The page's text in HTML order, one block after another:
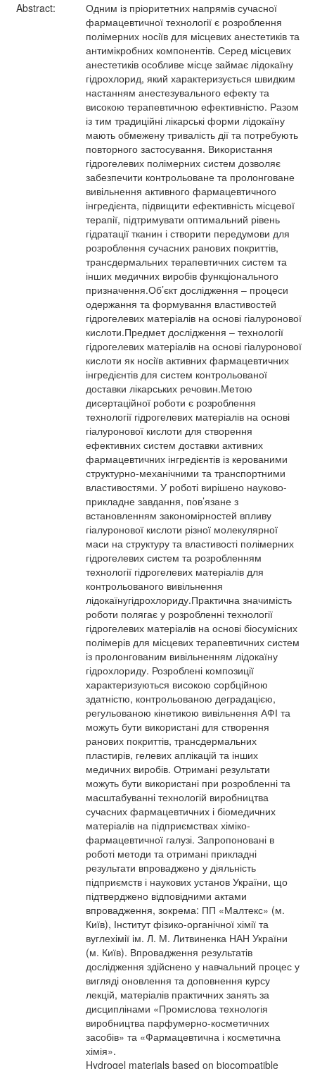
Abstract:
Одним із пріоритетних напрямів сучасної
фармацевтичної технології є розроблення
полімерних носіїв для місцевих анестетиків та
антимікробних компонентів. Серед місцевих
анестетиків особливе місце займає лідокаїну
гідрохлорид, який характеризується швидким
настанням анестезувального ефекту та
високою терапевтичною ефективністю. Разом
із тим традиційні лікарські форми лідокаїну
мають обмежену тривалість дії та потребують
повторного застосування. Використання
гідрогелевих полімерних систем дозволяє
забезпечити контрольоване та пролонговане
вивільнення активного фармацевтичного
інгредієнта, підвищити ефективність місцевої
терапії, підтримувати оптимальний рівень
гідратації тканин і створити передумови для
розроблення сучасних ранових покриттів,
трансдермальних терапевтичних систем та
інших медичних виробів функціонального
призначення.Об’єкт дослідження – процеси
одержання та формування властивостей
гідрогелевих матеріалів на основі гіалуронової
кислоти.Предмет дослідження – технології
гідрогелевих матеріалів на основі гіалуронової
кислоти як носіїв активних фармацевтичних
інгредієнтів для систем контрольованої
доставки лікарських речовин.Метою
дисертаційної роботи є розроблення
технології гідрогелевих матеріалів на основі
гіалуронової кислоти для створення
ефективних систем доставки активних
фармацевтичних інгредієнтів із керованими
структурно-механічними та транспортними
властивостями. У роботі вирішено науково-
прикладне завдання, пов’язане з
встановленням закономірностей впливу
гіалуронової кислоти різної молекулярної
маси на структуру та властивості полімерних
гідрогелевих систем та розробленням
технології гідрогелевих матеріалів для
контрольованого вивільнення
лідокаїнугідрохлориду.Практична значимість
роботи полягає у розробленні технології
гідрогелевих матеріалів на основі біосумісних
полімерів для місцевих терапевтичних систем
із пролонгованим вивільненням лідокаїну
гідрохлориду. Розроблені композиції
характеризуються високою сорбційною
здатністю, контрольованою деградацією,
регульованою кінетикою вивільнення АФІ та
можуть бути використані для створення
ранових покриттів, трансдермальних
пластирів, гелевих аплікацій та інших
медичних виробів. Отримані результати
можуть бути використані при розробленні та
масштабуванні технологій виробництва
сучасних фармацевтичних і біомедичних
матеріалів на підприємствах хіміко-
фармацевтичної галузі. Запропоновані в
роботі методи та отримані прикладні
результати впроваджено у діяльність
підприємств і наукових установ України, що
підтверджено відповідними актами
впровадження, зокрема: ПП «Малтекс» (м.
Київ), Інститут фізико-органічної хімії та
вуглехімії ім. Л. М. Литвиненка НАН України
(м. Київ). Впровадження результатів
дослідження здійснено у навчальний процес у
вигляді оновлення та доповнення курсу
лекцій, матеріалів практичних занять за
дисциплінами «Промислова технологія
виробництва парфумерно-косметичних
засобів» та «Фармацевтична і косметична
хімія».
Hydrogel materials based on biocompatible